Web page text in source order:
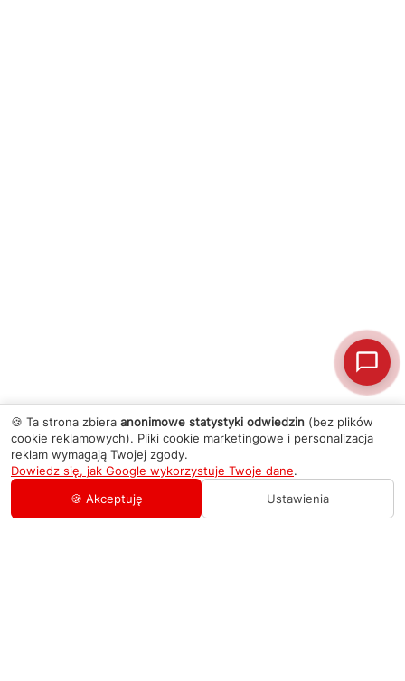
🍪 Ta strona zbiera anonimowe statystyki odwiedzin (bez plików
cookie reklamowych). Pliki cookie marketingowe i personalizacja
reklam wymagają Twojej zgody.
Dowiedz się, jak Google wykorzystuje Twoje dane.
🍪 Akceptuję
Ustawienia